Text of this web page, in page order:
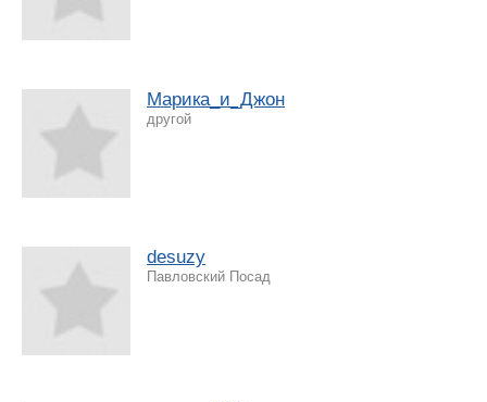
Марика_и_Джон
другой
desuzy
Павловский Посад